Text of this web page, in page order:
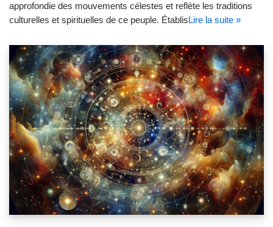
approfondie des mouvements célestes et reflète les traditions
culturelles et spirituelles de ce peuple. ÉtablisLire la suite »